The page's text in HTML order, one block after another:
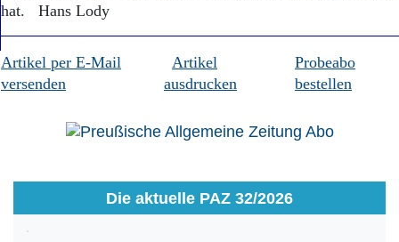
hat. Hans Lody
Artikel per E-Mail
versenden
Artikel
ausdrucken
Probeabo
bestellen
Die aktuelle PAZ 32/2026